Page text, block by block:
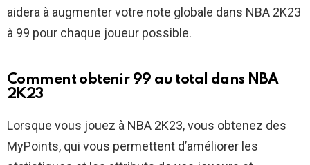
aidera à augmenter votre note globale dans NBA 2K23
à 99 pour chaque joueur possible.
Comment obtenir 99 au total dans NBA
2K23
Lorsque vous jouez à NBA 2K23, vous obtenez des
MyPoints, qui vous permettent d’améliorer les